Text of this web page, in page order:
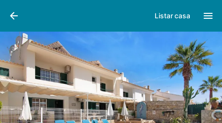
Listar casa
Fotos